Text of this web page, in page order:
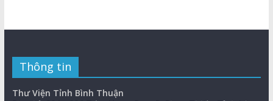
Thông tin
Thư Viện Tỉnh Bình Thuận